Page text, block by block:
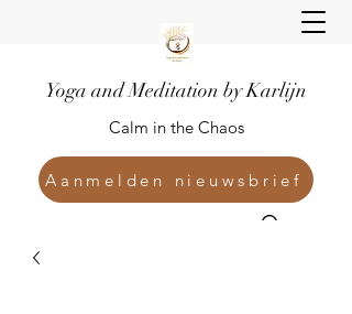
Yoga and Meditation by Karlijn
Calm in the Chaos
Aanmelden nieuwsbrief